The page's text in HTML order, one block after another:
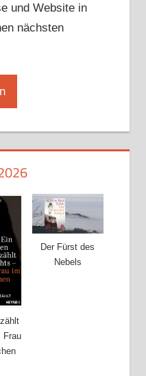
und Website in
nächsten
Frau
Der Fürst des
Nebels